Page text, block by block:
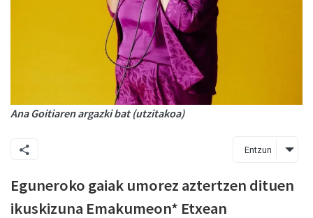
Ana Goitiaren argazki bat (utzitakoa)
Entzun
Eguneroko gaiak umorez aztertzen dituen
ikuskizuna Emakumeon* Etxean